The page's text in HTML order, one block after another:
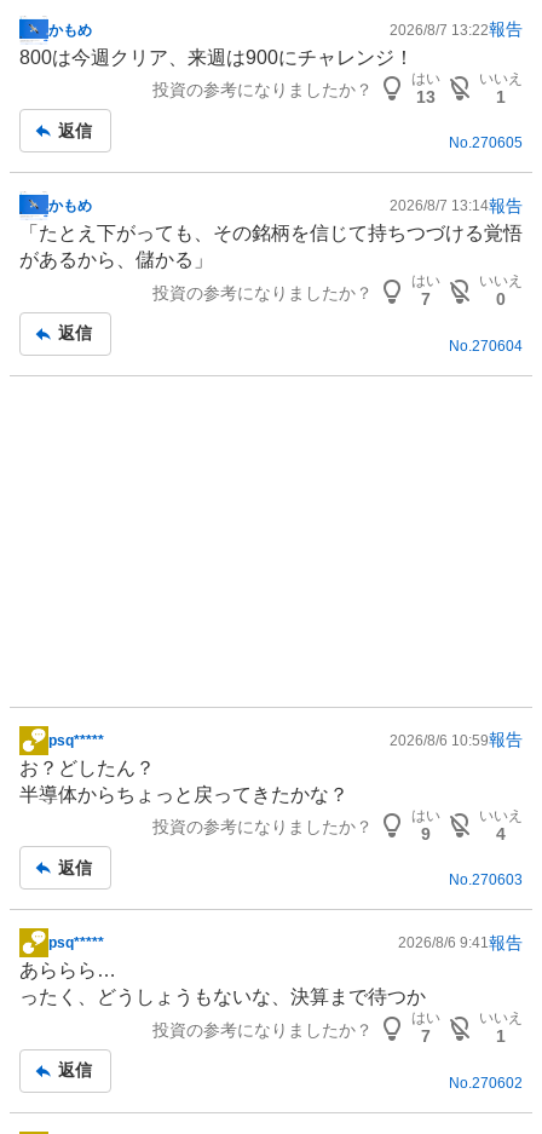
0
%
、
り
た
い
0
%
、
売
り
掲
示
事
かもめ 2026/8/7 13:22報告
800は今週クリア、来週は900にチャレンジ！
投資の参考になりましたか？
はい
13
いいえ
1
返信
No.270605
掲
板
かもめ 2026/8/7 13:14報告
「たとえ下がっても、その銘柄を信じて持ちつづける覚悟
があるから、儲かる」
投資の参考になりましたか？
はい
7
いいえ
0
返信
No. 270604
掲
示
板
psq***** 2026/8/6 10:59報告
お？どしたん？
半導体からちょっと戻ってきたかな？
投資の参考になりましたか？
はい
9
いいえ
4
返信
No.270603
掲
示
板
psq***** 2026/8/6 9:41報告
あららら…
ったく、どうしょうもないな、決算まで待つか
投資の参考になりましたか？
はい
7
いいえ
1
返信
No. 270602